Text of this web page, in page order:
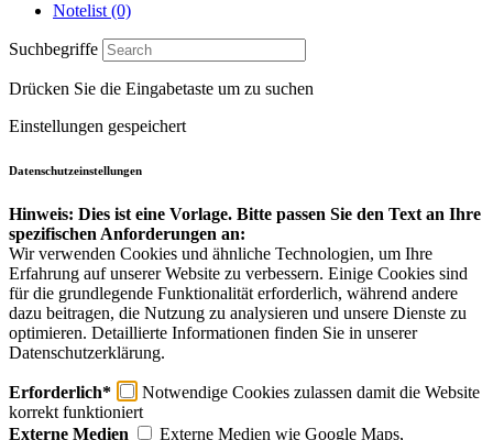
Notelist (0)
Suchbegriffe
Drücken Sie die Eingabetaste um zu suchen
Einstellungen gespeichert
Datenschutzeinstellungen
Hinweis: Dies ist eine Vorlage. Bitte passen Sie den Text an Ihre
spezifischen Anforderungen an:
Wir verwenden Cookies und ähnliche Technologien, um Ihre
Erfahrung auf unserer Website zu verbessern. Einige Cookies sind
für die grundlegende Funktionalität erforderlich, während andere
dazu beitragen, die Nutzung zu analysieren und unsere Dienste zu
optimieren. Detaillierte Informationen finden Sie in unserer
Datenschutzerklärung.
Erforderlich*
Notwendige Cookies zulassen damit die Website
korrekt funktioniert
Externe Medien
Externe Medien wie Google Maps,